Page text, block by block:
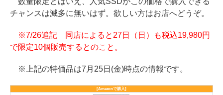
チャンスは滅多に無いはず。欲しい方はお店へどうぞ。
※7/26追記 同店によると27日（日）も税込19,980円
で限定10個販売するとのこと。
※上記の特価品は7月25日(金)時点の情報です。
[Amazonで購入]